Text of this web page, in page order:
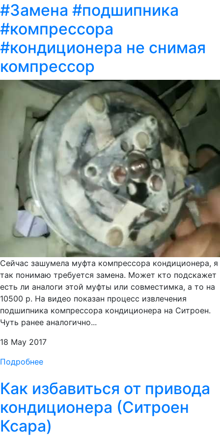
#Замена #подшипника
#компрессора
#кондиционера не снимая
компрессор
Сейчас зашумела муфта компрессора кондиционера, я
так понимаю требуется замена. Может кто подскажет
есть ли аналоги этой муфты или совместимка, а то на
10500 р. На видео показан процесс извлечения
подшипника компрессора кондиционера на Ситроен.
Чуть ранее аналогично...
18 May 2017
Подробнее
Как избавиться от привода
кондиционера (Ситроен
Ксара)